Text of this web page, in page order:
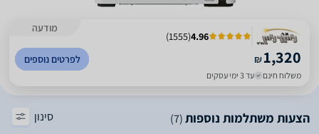
מודעה
4.96
(
1555
)
₪1,320
משלוח חינם עד 3 ימי עסקים
לפרטים נוספים
הצעות משתלמות נוספות(7) סינון